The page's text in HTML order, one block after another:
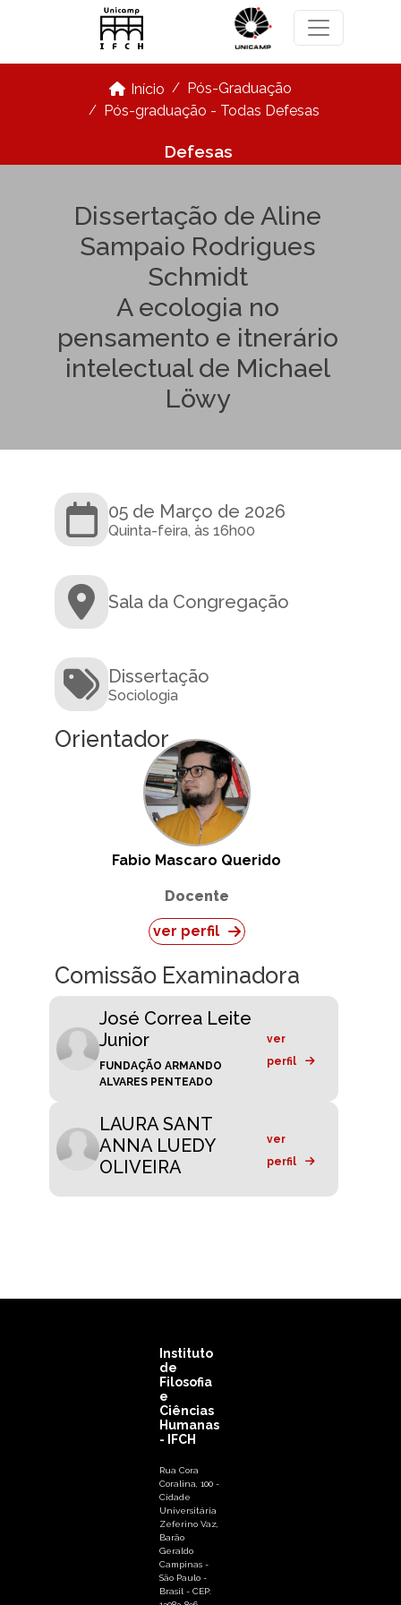
Pular para o conteúdo principal
Início
Pós-Graduação
Pós-graduação - Todas Defesas
Defesas
Dissertação de Aline
Sampaio Rodrigues
Schmidt
A ecologia no
pensamento e itnerário
intelectual de Michael
Löwy
05 de Março de 2026
Quinta-feira, às 16h00
Sala da Congregação
Dissertação
Sociologia
Orientador
Fabio Mascaro Querido
Docente
ver perfil
Comissão Examinadora
José Correa Leite
Junior
FUNDAÇÃO ARMANDO
ALVARES PENTEADO
ver
perfil
LAURA SANT
ANNA LUEDY
OLIVEIRA
ver
perfil
Instituto
de
Filosofia
e
Ciências
Humanas
- IFCH
Rua Cora
Coralina, 100 -
Cidade
Universitária
Zeferino Vaz,
Barão
Geraldo
Campinas -
São Paulo -
Brasil - CEP: